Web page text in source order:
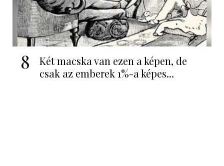
8
Két macska van ezen a képen, de
csak az emberek 1%-a képes...